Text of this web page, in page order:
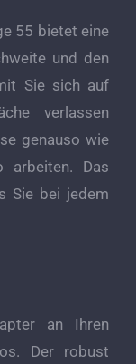
55 bietet eine
und den
Sie sich auf
verlassen
genauso wie
arbeiten. Das
Sie bei jedem
an Ihren
Der robust